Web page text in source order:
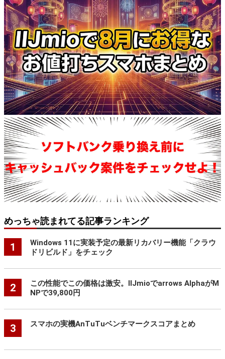
めっちゃ読まれてる記事ランキング
1
Windows 11に実装予定の最新リカバリー機能「クラウ
ドリビルド」をチェック
2
この性能でこの価格は激安。IIJmioでarrows AlphaがM
NPで39,800円
3 スマホの実機AnTuTuベンチマークスコアまとめ